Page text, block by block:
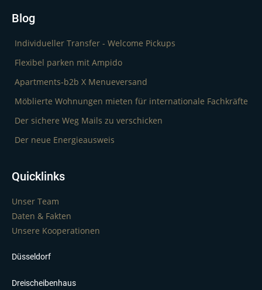
Blog
Individueller Transfer - Welcome Pickups
Flexibel parken mit Ampido
Apartments-b2b X Menueversand
Möblierte Wohnungen mieten für internationale Fachkräfte
Der sichere Weg Mails zu verschicken
Der neue Energieausweis
Quicklinks
Unser Team
Daten & Fakten
Unsere Kooperationen
Düsseldorf
Dreischeibenhaus